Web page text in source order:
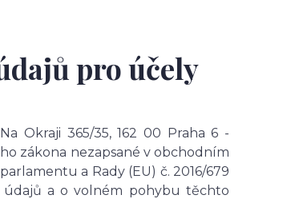
pro účely
Okraji 365/35, 162 00 Praha 6 -
zákona nezapsané v obchodním
a Rady (EU) č. 2016/679
údajů a o volném pohybu těchto